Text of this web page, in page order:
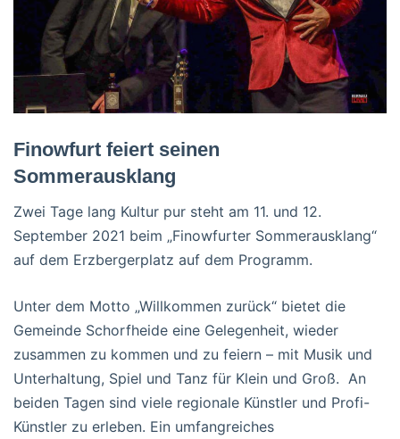
Finowfurt feiert seinen
Sommerausklang
Zwei Tage lang Kultur pur steht am 11. und 12.
September 2021 beim „Finowfurter Sommerausklang“
auf dem Erzbergerplatz auf dem Programm.
Unter dem Motto „Willkommen zurück“ bietet die
Gemeinde Schorfheide eine Gelegenheit, wieder
zusammen zu kommen und zu feiern – mit Musik und
Unterhaltung, Spiel und Tanz für Klein und Groß. An
beiden Tagen sind viele regionale Künstler und Profi-
Künstler zu erleben. Ein umfangreiches